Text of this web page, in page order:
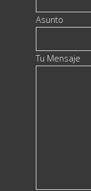
Asunto
Tu Mensaje